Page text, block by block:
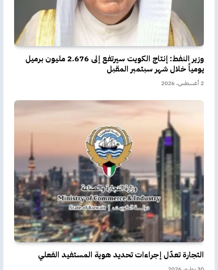
وزير النفط: إنتاج الكويت سيرتفع إلى 2.676 مليون برميل
يومياً خلال شهر سبتمبر المقبل
2 أغسطس، 2026
التجارة تعدّل إجراءات تحديد هوية المستفيد الفعلي